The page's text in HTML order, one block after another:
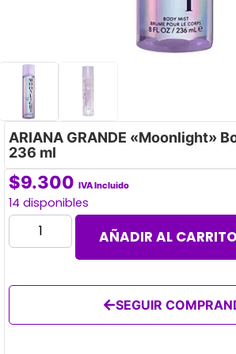
ARIANA GRANDE «Moonlight»
236 ml
$9.300 IVA Incluido
14 disponibles
AÑADIR AL CARRITO
SEGUIR